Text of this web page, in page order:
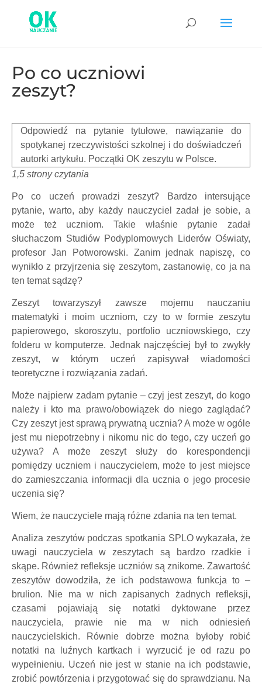
Po co uczniowi
zeszyt?
Odpowiedź na pytanie tytułowe, nawiązanie do
spotykanej rzeczywistości szkolnej i do doświadczeń
autorki artykułu. Początki OK zeszytu w Polsce.
1,5 strony czytania
Po co uczeń prowadzi zeszyt? Bardzo intersujące
pytanie, warto, aby każdy nauczyciel zadał je sobie, a
może też uczniom. Takie właśnie pytanie zadał
słuchaczom Studiów Podyplomowych Liderów Oświaty,
profesor Jan Potworowski. Zanim jednak napiszę, co
wynikło z przyjrzenia się zeszytom, zastanowię, co ja na
ten temat sądzę?
Zeszyt towarzyszył zawsze mojemu nauczaniu
matematyki i moim uczniom, czy to w formie zeszytu
papierowego, skoroszytu, portfolio uczniowskiego, czy
folderu w komputerze. Jednak najczęściej był to zwykły
zeszyt, w którym uczeń zapisywał wiadomości
teoretyczne i rozwiązania zadań.
Może najpierw zadam pytanie – czyj jest zeszyt, do kogo
należy i kto ma prawo/obowiązek do niego zaglądać?
Czy zeszyt jest sprawą prywatną ucznia? A może w ogóle
jest mu niepotrzebny i nikomu nic do tego, czy uczeń go
używa? A może zeszyt służy do korespondencji
pomiędzy uczniem i nauczycielem, może to jest miejsce
do zamieszczania informacji dla ucznia o jego procesie
uczenia się?
Wiem, że nauczyciele mają różne zdania na ten temat.
Analiza zeszytów podczas spotkania SPLO wykazała, że
uwagi nauczyciela w zeszytach są bardzo rzadkie i
skąpe. Również refleksje uczniów są znikome. Zawartość
zeszytów dowodziła, że ich podstawowa funkcja to –
brulion. Nie ma w nich zapisanych żadnych refleksji,
czasami pojawiają się notatki dyktowane przez
nauczyciela, prawie nie ma w nich odniesień
nauczycielskich. Równie dobrze można byłoby robić
notatki na luźnych kartkach i wyrzucić je od razu po
wypełnieniu. Uczeń nie jest w stanie na ich podstawie,
zrobić powtórzenia i przygotować się do sprawdzianu. Na